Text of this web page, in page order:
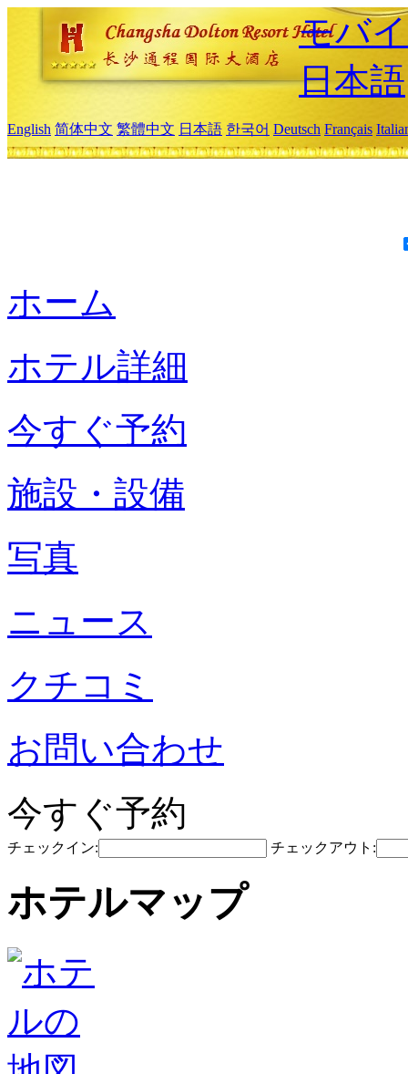
モバ
日本語
English 简体中文 繁體中文 日本語 한국어 Deutsch Français
ホーム
ホテル詳細
今すぐ予約
施設・設備
写真
ニュース
クチコミ
お問い合わせ
今すぐ予約
チェックイン: チェックアウト:
ホテルマップ